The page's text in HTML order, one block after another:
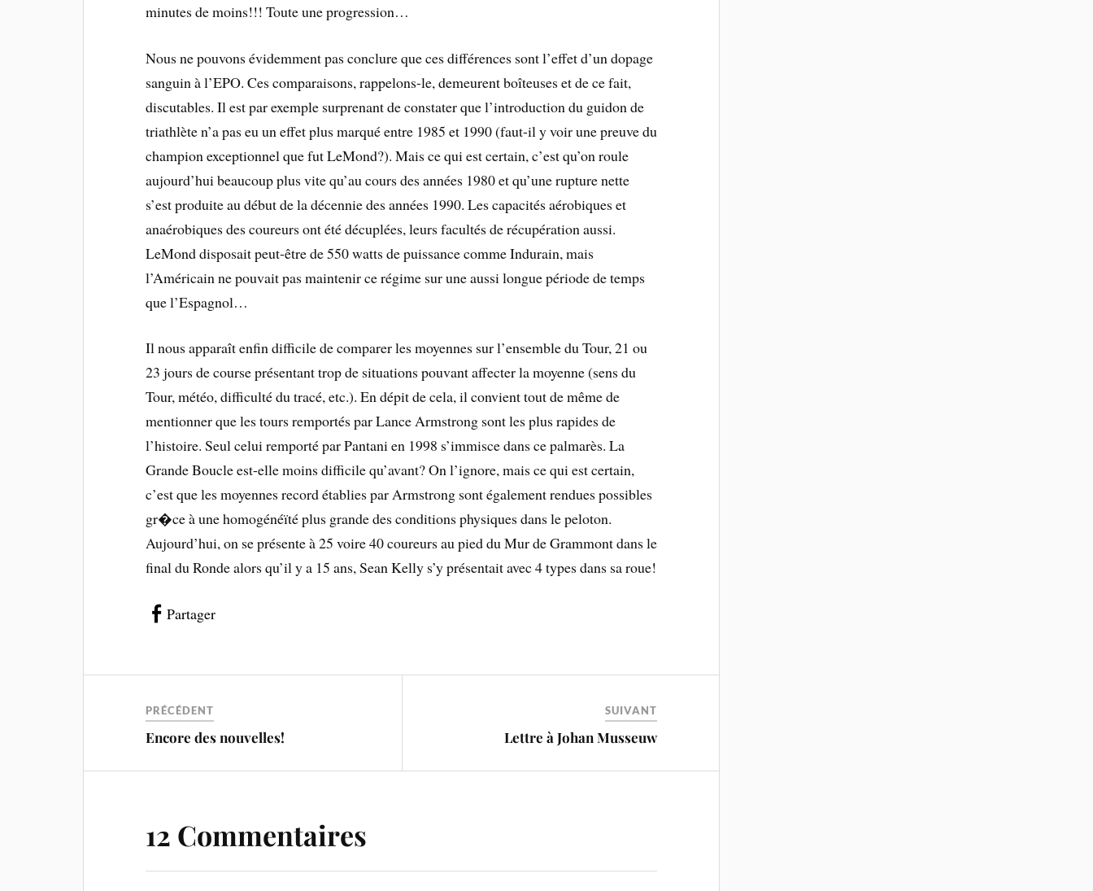
minutes de moins!!! Toute une progression…
Nous ne pouvons évidemment pas conclure que ces différences sont l’effet d’un dopage
sanguin à l’EPO. Ces comparaisons, rappelons-le, demeurent boîteuses et de ce fait,
discutables. Il est par exemple surprenant de constater que l’introduction du guidon de
triathlète n’a pas eu un effet plus marqué entre 1985 et 1990 (faut-il y voir une preuve du
champion exceptionnel que fut LeMond?). Mais ce qui est certain, c’est qu’on roule
aujourd’hui beaucoup plus vite qu’au cours des années 1980 et qu’une rupture nette
s’est produite au début de la décennie des années 1990. Les capacités aérobiques et
anaérobiques des coureurs ont été décuplées, leurs facultés de récupération aussi.
LeMond disposait peut-être de 550 watts de puissance comme Indurain, mais
l’Américain ne pouvait pas maintenir ce régime sur une aussi longue période de temps
que l’Espagnol…
Il nous apparaît enfin difficile de comparer les moyennes sur l’ensemble du Tour, 21 ou
23 jours de course présentant trop de situations pouvant affecter la moyenne (sens du
Tour, météo, difficulté du tracé, etc.). En dépit de cela, il convient tout de même de
mentionner que les tours remportés par Lance Armstrong sont les plus rapides de
l’histoire. Seul celui remporté par Pantani en 1998 s’immisce dans ce palmarès. La
Grande Boucle est-elle moins difficile qu’avant? On l’ignore, mais ce qui est certain,
c’est que les moyennes record établies par Armstrong sont également rendues possibles
gr�ce à une homogénéïté plus grande des conditions physiques dans le peloton.
Aujourd’hui, on se présente à 25 voire 40 coureurs au pied du Mur de Grammont dans le
final du Ronde alors qu’il y a 15 ans, Sean Kelly s’y présentait avec 4 types dans sa roue!
Partager
PRÉCÉDENT
Encore des nouvelles!
SUIVANT
Lettre à Johan Musseuw
12 Commentaires